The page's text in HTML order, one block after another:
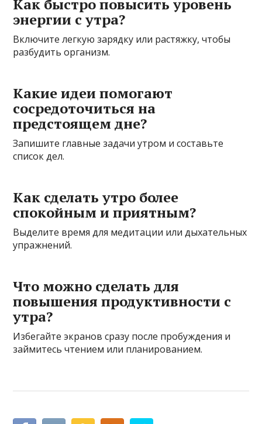
Как быстро повысить уровень
энергии с утра?
Включите легкую зарядку или растяжку, чтобы
разбудить организм.
Какие идеи помогают
сосредоточиться на
предстоящем дне?
Запишите главные задачи утром и составьте
список дел.
Как сделать утро более
спокойным и приятным?
Выделите время для медитации или дыхательных
упражнений.
Что можно сделать для
повышения продуктивности с
утра?
Избегайте экранов сразу после пробуждения и
займитесь чтением или планированием.